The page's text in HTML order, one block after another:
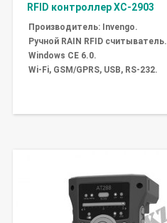
RFID контроллер XC-2903
Производитель: Invengo.
Ручной RAIN RFID считыватель.
Windows CE 6.0.
Wi-Fi, GSM/GPRS, USB, RS-232.